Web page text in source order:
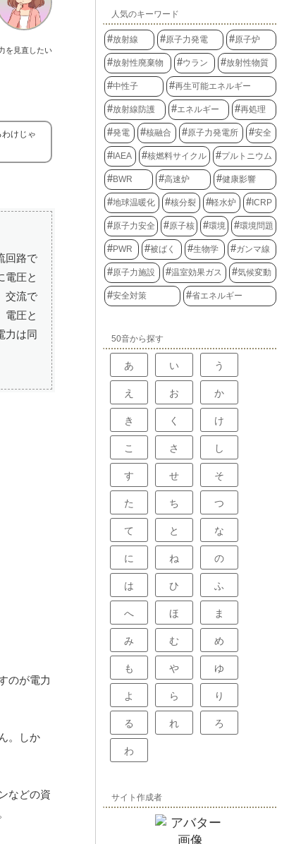
を見直したい
けじゃ
回路で
電圧と
交流で
電圧と
力は同
のが電力
。しか
などの資
人気のキーワード
放射線 原子力発電 原子炉
放射性廃棄物 ウラン 放射性物質
中性子 再生可能エネルギー
放射線防護 エネルギー 再処理
発電 核融合 原子力発電所 安全
IAEA 核燃料サイクル プルトニウム
BWR 高速炉 健康影響
地球温暖化 核分裂 軽水炉 ICRP
原子力安全 原子核 環境 環境問題
PWR 被ばく 生物学 ガンマ線
原子力施設 温室効果ガス 気候変動
安全対策 省エネルギー
50音から探す
あ い う
え お か
き く け
こ さ し
す せ そ
た ち つ
て と な
に ね の
は ひ ふ
へ ほ ま
み む め
も や ゆ
よ ら り
る れ ろ
わ
サイト作成者